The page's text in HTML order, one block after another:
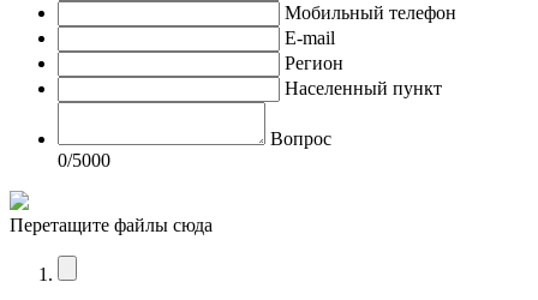
Мобильный телефон
E-mail
Регион
Населенный пункт
Вопрос
0/5000
Перетащите файлы сюда